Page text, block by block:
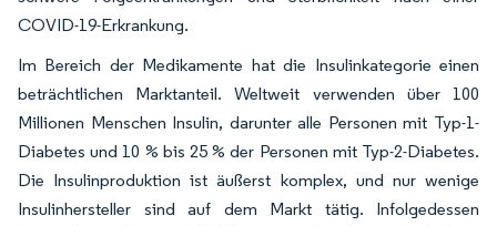
COVID-19-Erkrankung.
Im Bereich der Medikamente hat die Insulinkategorie einen
beträchtlichen Marktanteil. Weltweit verwenden über 100
Millionen Menschen Insulin, darunter alle Personen mit Typ-1-
Diabetes und 10 % bis 25 % der Personen mit Typ-2-Diabetes.
Die Insulinproduktion ist äußerst komplex, und nur wenige
Insulinhersteller sind auf dem Markt tätig. Infolgedessen